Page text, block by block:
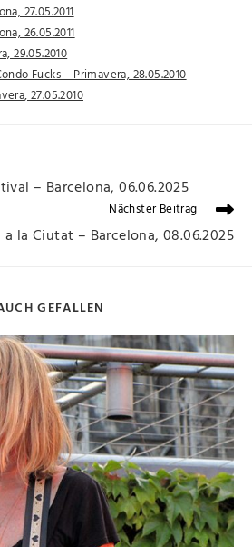
27.05.2011
26.05.2011
29.05.2010
Fucks – Primavera, 28.05.2010
27.05.2010
– Barcelona, 06.06.2025
Nächster Beitrag
a la Ciutat – Barcelona, 08.06.2025
GEFALLEN